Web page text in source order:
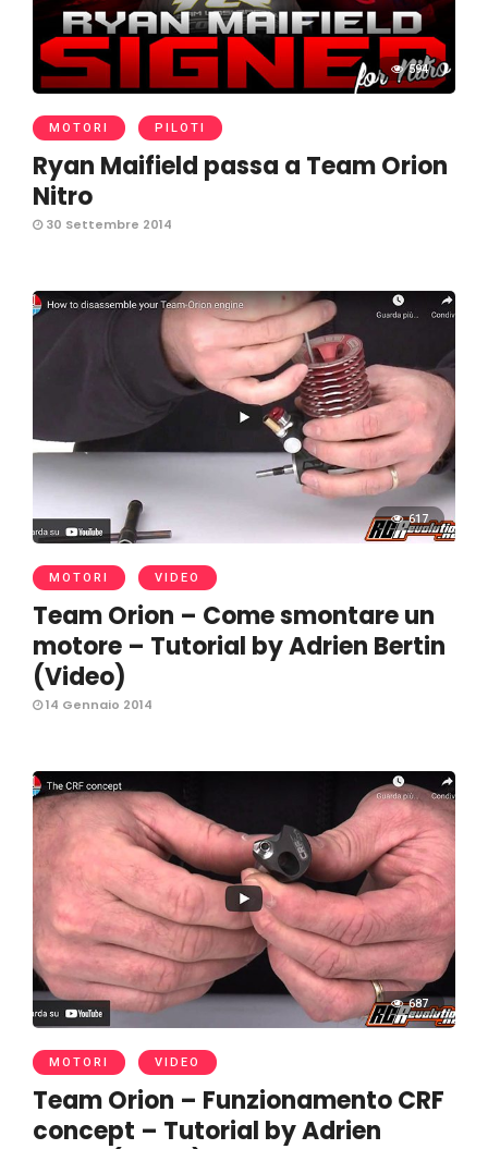
594
MOTORI PILOTI
Ryan Maifield passa a Team Orion
Nitro
30 Settembre 2014
617
MOTORI VIDEO
Team Orion – Come smontare un
motore – Tutorial by Adrien Bertin
(Video)
14 Gennaio 2014
687
MOTORI VIDEO
Team Orion – Funzionamento CRF
concept – Tutorial by Adrien